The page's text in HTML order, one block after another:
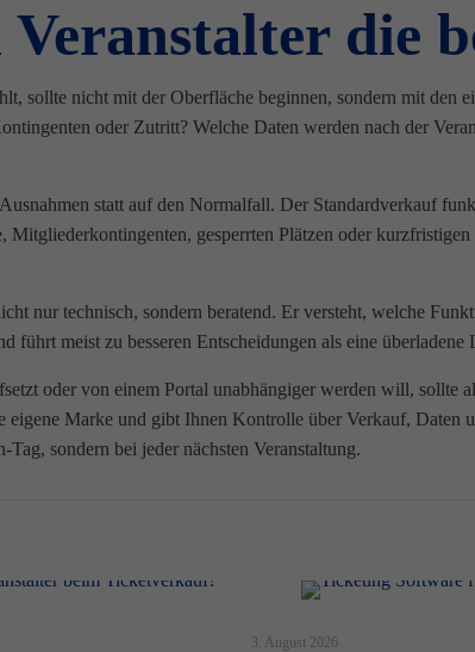
die
sollte nicht mit der Oberfläche beginnen, sondern mit den
oder Zutritt? Welche Daten werden nach der
statt auf den Normalfall. Der Standardverkauf
Mitgliederkontingenten, gesperrten Plätzen oder
nur technisch, sondern beratend. Er versteht, welche
führt meist zu besseren Entscheidungen als eine
oder von einem Portal unabhängiger werden will, sollte
eigene Marke und gibt Ihnen Kontrolle über Verkauf,
Tag, sondern bei jeder nächsten Veranstaltung.
3. August 2026